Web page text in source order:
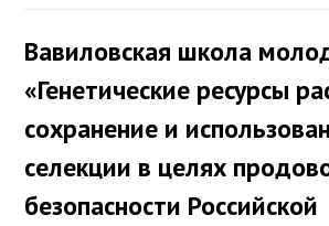
Вавиловская школа
«Генетические ресурсы
сохранение и
селекции в целях
безопасности Российской